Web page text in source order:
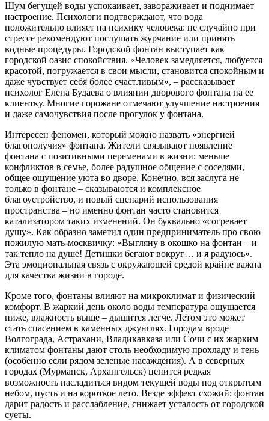
Шум бегущей воды успокаивает, завораживает и поднимает
настроение. Психологи подтверждают, что вода
положительно влияет на психику человека: не случайно при
стрессе рекомендуют послушать журчание или принять
водные процедуры. Городской фонтан выступает как
городской оазис спокойствия. «Человек замедляется, любуется
красотой, погружается в свои мысли, становится спокойным и
даже чувствует себя более счастливым», – рассказывает
психолог Елена Будаева о влиянии дворового фонтана на ее
клиентку. Многие горожане отмечают улучшение настроения
и даже самочувствия после прогулок у фонтана.
Интересен феномен, который можно назвать «энергией
благополучия» фонтана. Жители связывают появление
фонтана с позитивными переменами в жизни: меньше
конфликтов в семье, более радушное общение с соседями,
общее ощущение уюта во дворе. Конечно, вся заслуга не
только в фонтане – сказываются и комплексное
благоустройство, и новый сценарий использования
пространства – но именно фонтан часто становится
катализатором таких изменений. Он буквально «согревает
душу». Как образно заметил один предприниматель про свою
пожилую мать-москвичку: «Выгляну в окошко на фонтан – и
так тепло на душе! Детишки бегают вокруг… и я радуюсь».
Эта эмоциональная связь с окружающей средой крайне важна
для качества жизни в городе.
Кроме того, фонтаны влияют на микроклимат и физический
комфорт. В жаркий день около воды температура ощущается
ниже, влажность выше – дышится легче. Летом это может
стать спасением в каменных джунглях. Городам вроде
Волгограда, Астрахани, Владикавказа или Сочи с их жарким
климатом фонтаны дают столь необходимую прохладу и тень
(особенно если рядом зеленые насаждения). А в северных
городах (Мурманск, Архангельск) ценится редкая
возможность насладиться видом текущей воды под открытым
небом, пусть и на короткое лето. Везде эффект схожий: фонтан
дарит радость и расслабление, снижает усталость от городской
суеты.